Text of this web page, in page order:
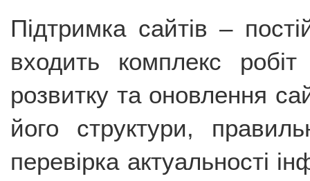
Підтримка сайтів –
входить комплекс
розвитку та оновлення
його структури,
перевірка актуальності